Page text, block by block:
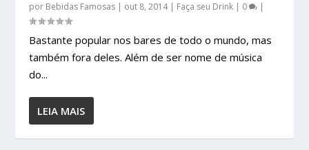
por Bebidas Famosas | out 8, 2014| Faça seu Drink | 0 |
Bastante popular nos bares de todo o mundo, mas
também fora deles. Além de ser nome de música
do...
LEIA MAIS